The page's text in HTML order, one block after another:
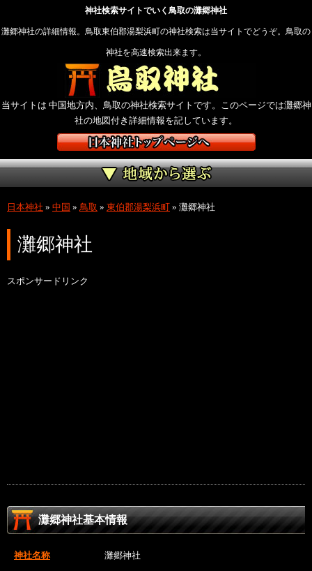
神社検索サイトでいく鳥取の灘郷神社
灘郷神社の詳細情報。鳥取東伯郡湯梨浜町の神社検索は当サイトでどうぞ。鳥取の
神社を高速検索出来ます。
当サイトは 中国地方内、鳥取の神社検索サイトです。このページでは灘郷神
社の地図付き詳細情報を記しています。
日本神社 » 中国 » 鳥取 » 東伯郡湯梨浜町 » 灘郷神社
灘郷神社
スポンサードリンク
灘郷神社基本情報
神社名称 灘郷神社